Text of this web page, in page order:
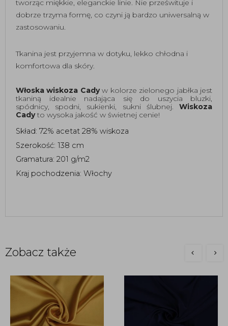
tworząc miękkie, eleganckie linie. Nie prześwituje i
dobrze trzyma formę, co czyni ją bardzo uniwersalną w
zastosowaniu.
Tkanina jest przyjemna w dotyku, lekko chłodna i
komfortowa dla skóry.
Włoska wiskoza Cady w kolorze zielonego jabłka jest
tkaniną idealnie nadająca się do uszycia bluzki,
spódnicy, spodni, sukienki, sukni ślubnej. Wiskoza
Cady to wysoka jakość w świetnej cenie!
Skład: 72% acetat 28% wiskoza
Szerokość: 138 cm
Gramatura: 201 g/m2
Kraj pochodzenia: Włochy
Zobacz także